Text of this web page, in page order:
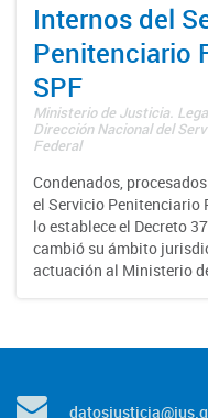
Internos del
Penitenciario
SPF
Ministerio de Justicia.
Dirección Nacional del
Federal
Condenados,
el Servicio Penitenciario
lo establece el Decreto
cambió su ámbito
actuación al Ministerio